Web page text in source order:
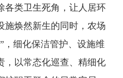
各类卫生死角，让人居环
施焕然新生的同时，农场
，细化保洁管护、设施维
，以常态化巡查、精细化